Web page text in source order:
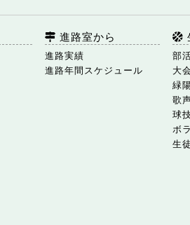
進路室から
進路実績
進路年間スケジュール
部
大
緑
歌
球
ボ
生